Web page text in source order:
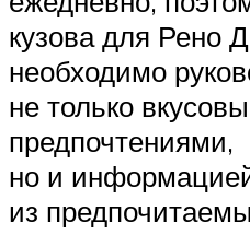
кузова для Рено
необходимо
не только
предпочтениями,
но и
из